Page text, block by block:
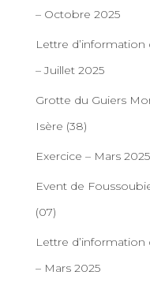
– Octobre 2025
Lettre d’information
– Juillet 2025
Grotte du Guiers
Isère (38)
Exercice – Mars 2025
Event de
(07)
Lettre d’information
– Mars 2025